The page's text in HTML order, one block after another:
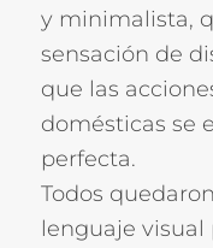
y minimalista,
sensación de
que las
domésticas se
perfecta.
Todos
lenguaje visual